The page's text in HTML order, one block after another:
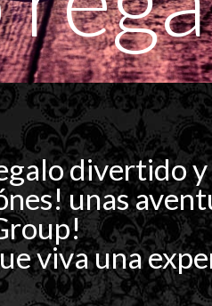
divertido
unas
viva una